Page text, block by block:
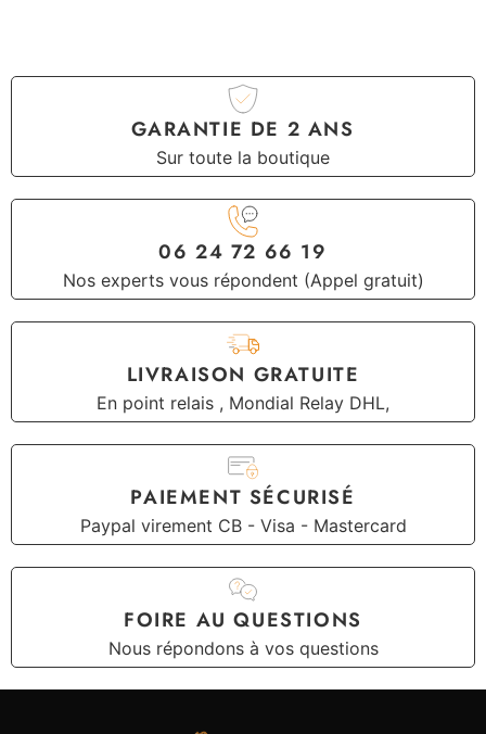
GARANTIE DE 2 ANS
Sur toute la boutique
06 24 72 66 19
Nos experts vous répondent (Appel gratuit)
LIVRAISON GRATUITE
En point relais , Mondial Relay DHL,
PAIEMENT SÉCURISÉ
Paypal virement CB - Visa - Mastercard
FOIRE AU QUESTIONS
Nous répondons à vos questions